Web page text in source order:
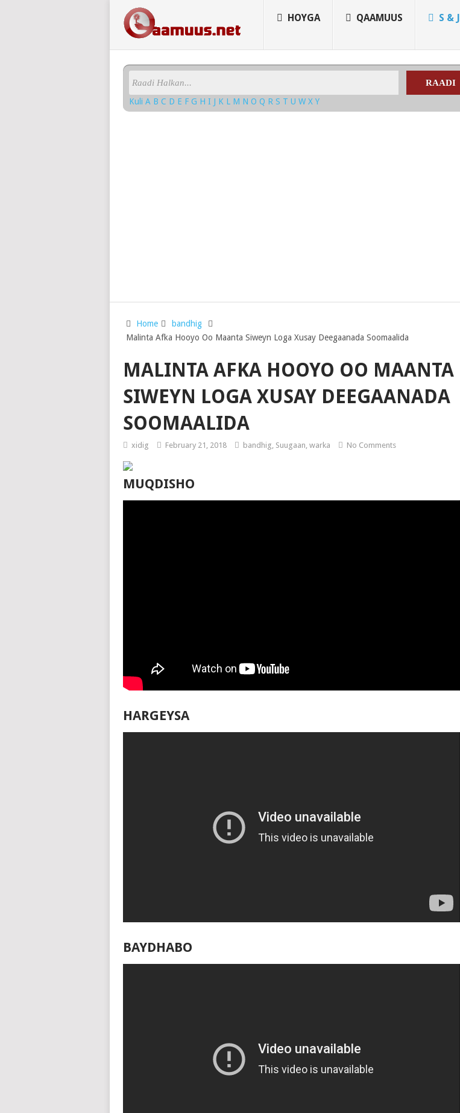
HOYGA QAAMUUS S & J
RAADI
Kuli A B C D E F G H I J K L M N O Q R S T U W X Y
Home
bandhig
Malinta Afka Hooyo Oo Maanta Siweyn Loga Xusay Deegaanada Soomaalida
MALINTA AFKA HOOYO OO MAANTA
SIWEYN LOGA XUSAY DEEGAANADA
SOOMAALIDA
xidig February 21, 2018 bandhig, Suugaan, warka No Comments
MUQDISHO
HARGEYSA
BAYDHABO